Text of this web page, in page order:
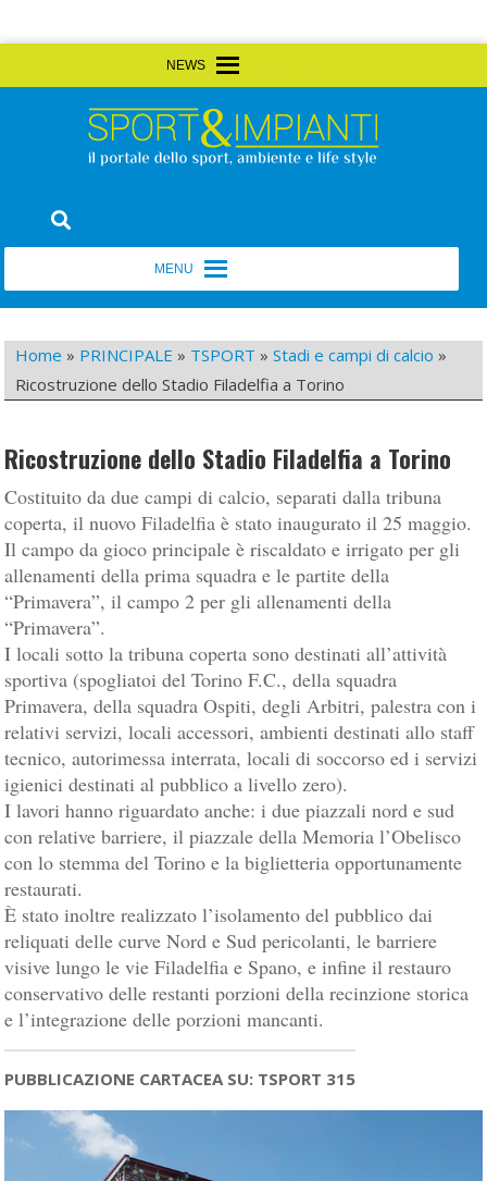
to
Sport&Impianti
Home » PRINCIPALE » TSPORT »Stadi e campi di calcio »
Ricostruzione dello Stadio Filadelfia a Torino
Ricostruzione dello Stadio Filadelfia a Torino
Costituito da due campi di calcio, separati dalla tribuna
coperta, il nuovo Filadelfia è stato inaugurato il 25 maggio.
Il campo da gioco principale è riscaldato e irrigato per gli
allenamenti della prima squadra e le partite della
“Primavera”, il campo 2 per gli allenamenti della
“Primavera”.
I locali sotto la tribuna coperta sono destinati all’attività
sportiva (spogliatoi del Torino F.C., della squadra
Primavera, della squadra Ospiti, degli Arbitri, palestra con i
relativi servizi, locali accessori, ambienti destinati allo staff
tecnico, autorimessa interrata, locali di soccorso ed i servizi
igienici destinati al pubblico a livello zero).
I lavori hanno riguardato anche: i due piazzali nord e sud
con relative barriere, il piazzale della Memoria l’Obelisco
con lo stemma del Torino e la biglietteria opportunamente
restaurati.
È stato inoltre realizzato l’isolamento del pubblico dai
reliquati delle curve Nord e Sud pericolanti, le barriere
visive lungo le vie Filadelfia e Spano, e infine il restauro
conservativo delle restanti porzioni della recinzione storica
e l’integrazione delle porzioni mancanti.
PUBBLICAZIONE CARTACEA SU: TSPORT 315